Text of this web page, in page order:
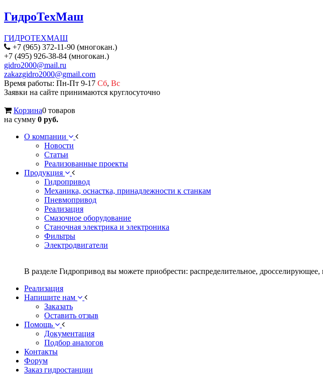
ГидроТехМаш
ГИДРОТЕХМАШ
+7 (965) 372-11-90 (многокан.)
+7 (495) 926-38-84 (многокан.)
gidro2000@mail.ru
zakazgidro2000@gmail.com
Время работы: Пн-Пт 9-17 Сб, Вс
Заявки на сайте принимаются круглосуточно
Корзина0 товаров
на сумму 0 руб.
О компании
Новости
Статьи
Реализованные проекты
Продукция
Гидропривод
Механика, оснастка, принадлежности к станкам
Пневмопривод
Реализация
Смазочное оборудование
Станочная электрика и электроника
Фильтры
Электродвигатели
В разделе Гидропривод вы можете приобрести: распределительное,
Реализация
Напишите нам
Заказать
Оставить отзыв
Помощь
Документация
Подбор аналогов
Контакты
Форум
Заказ гидростанции